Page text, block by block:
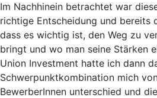
Im Nachhinein betrachtet war
richtige Entscheidung und bereits
dass es wichtig ist, den Weg zu
bringt und wo man seine Stärken
Union Investment hatte ich dann
Schwerpunktkombination mich
BewerberInnen unterschied und